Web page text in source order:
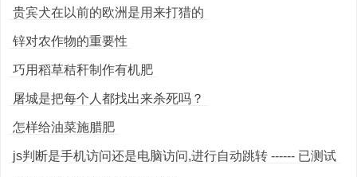
贵宾犬在以前的欧洲是用来打猎的
锌对农作物的重要性
巧用稻草秸秆制作有机肥
屠城是把每个人都找出来杀死吗？
怎样给油菜施腊肥
js判断是手机访问还是电脑访问,进行自动跳转 ------ 已测试